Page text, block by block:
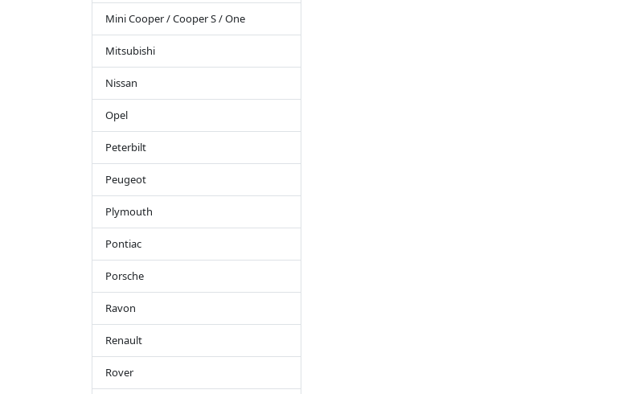
Mini Cooper / Cooper S / One
Mitsubishi
Nissan
Opel
Peterbilt
Peugeot
Plymouth
Pontiac
Porsche
Ravon
Renault
Rover